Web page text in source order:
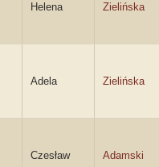
Helena Zielińska
Adela Zielińska
Czesław Adamski